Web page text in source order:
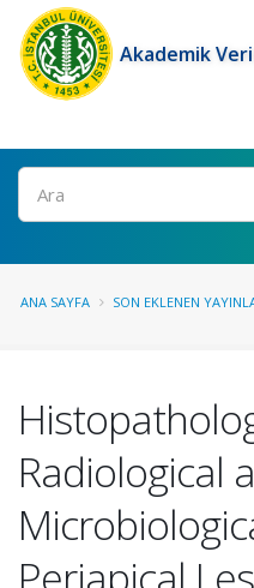
Akademik
Ara
ANA SAYFA SON EKLENEN
Radiological